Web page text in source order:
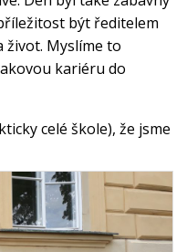
být ředitelem
život. Myslíme to
kariéru do
celé škole), že jsme